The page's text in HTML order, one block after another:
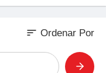
sort Ordenar Por